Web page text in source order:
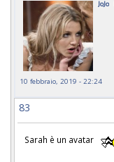
JoJo
10 febbraio, 2019 - 22:24
83
Sarah è un avatar